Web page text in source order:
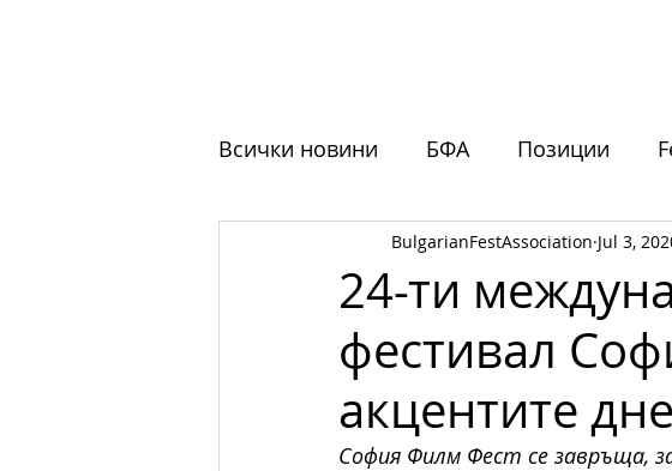
Всички новини БФА Позиции
Отворени покани
24-ти
фестивал
акцентите
BulgarianFestAssociation Jul 3,
София Филм Фест се завръща,